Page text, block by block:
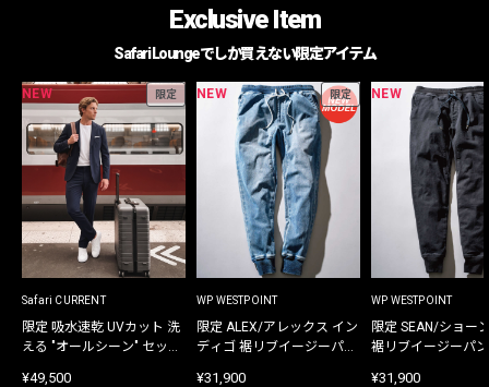
Exclusive Item
Safari Loungeでしか買えない限定アイテム
NEW 限定
Safari CURRENT
限定 吸水速乾 UVカット 洗
える "オールシーン" セット
¥49,500
NEW 限定
WP WESTPOINT
限定 ALEX/アレックス イン
ディゴ 裾リブイージーパン
¥31,900
NEW
WP WESTPOINT
限定 SEAN/ショー
裾リブイージーパ
¥31,900